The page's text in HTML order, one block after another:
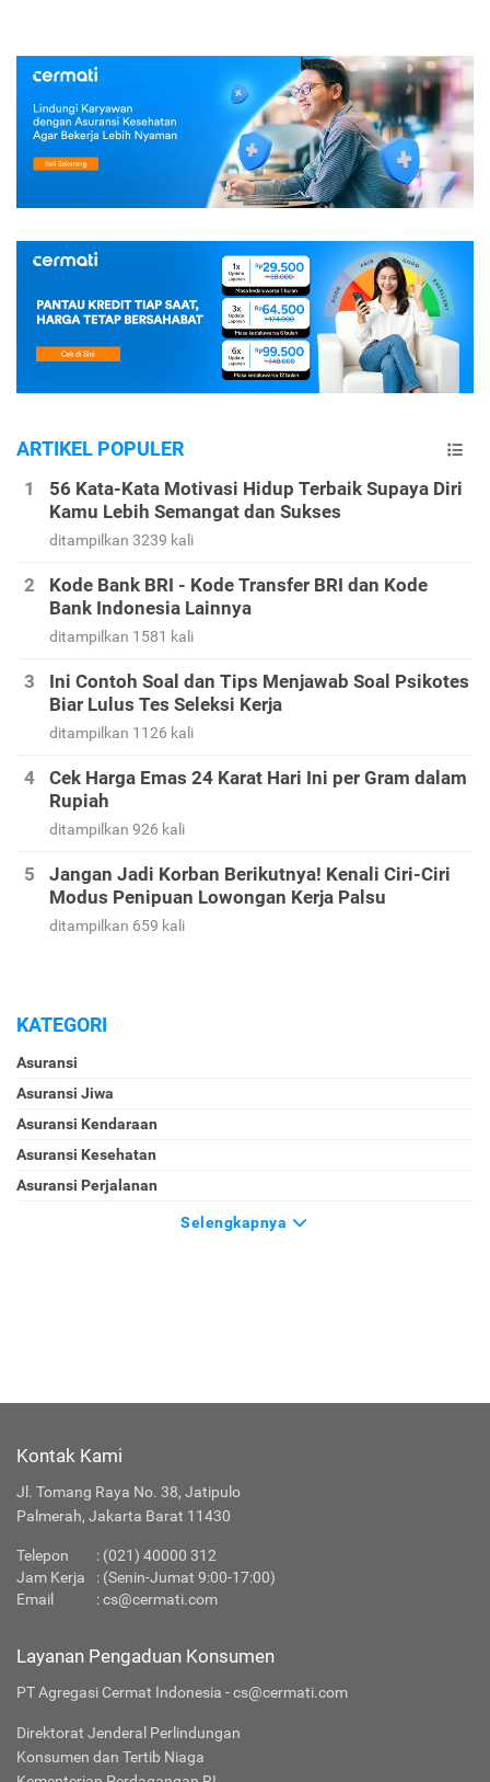
ARTIKEL POPULER
56 Kata-Kata Motivasi Hidup Terbaik Supaya Diri
Kamu Lebih Semangat dan Sukses
ditampilkan 3239 kali
Kode Bank BRI - Kode Transfer BRI dan Kode
Bank Indonesia Lainnya
ditampilkan 1581 kali
Ini Contoh Soal dan Tips Menjawab Soal Psikotes
Biar Lulus Tes Seleksi Kerja
ditampilkan 1126 kali
Cek Harga Emas 24 Karat Hari Ini per Gram dalam
Rupiah
ditampilkan 926 kali
Jangan Jadi Korban Berikutnya! Kenali Ciri-Ciri
Modus Penipuan Lowongan Kerja Palsu
ditampilkan 659 kali
KATEGORI
Asuransi
Asuransi Jiwa
Asuransi Kendaraan
Asuransi Kesehatan
Asuransi Perjalanan
Selengkapnya
Kontak Kami
Jl. Tomang Raya No. 38, Jatipulo
Palmerah, Jakarta Barat 11430
Telepon : (021) 40000 312
Jam Kerja
: (Senin-Jumat 9:00-17:00)
Email
:cs@cermati.com
Layanan Pengaduan Konsumen
PT Agregasi Cermat Indonesia - cs@cermati.com
Direktorat Jenderal Perlindungan
Konsumen dan Tertib Niaga